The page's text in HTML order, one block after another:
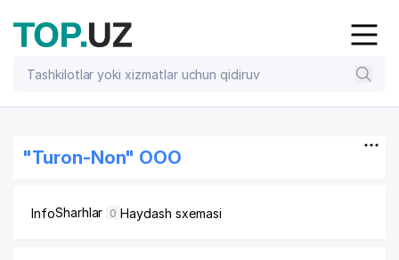
"Turon-Non" OOO
InfoSharhlar 0 Haydash sxemasi